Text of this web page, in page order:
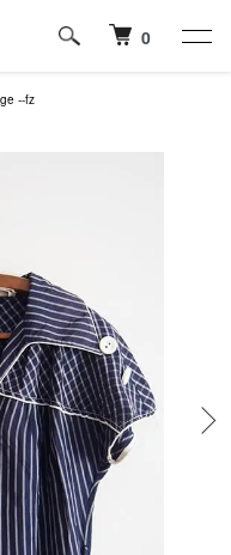
0
--fz